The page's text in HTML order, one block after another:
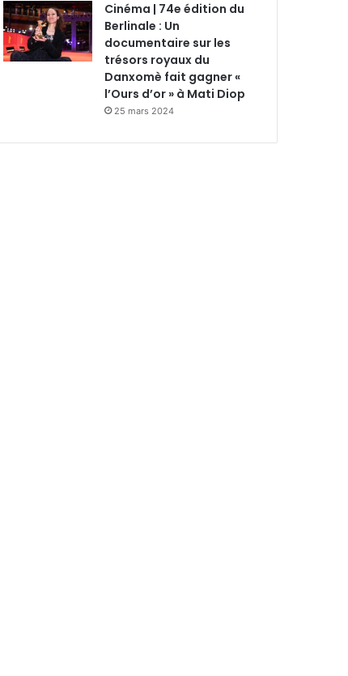
Cinéma | 74e édition du
Berlinale : Un
documentaire sur les
trésors royaux du
Danxomè fait gagner «
l’Ours d’or » à Mati Diop
25 mars 2024